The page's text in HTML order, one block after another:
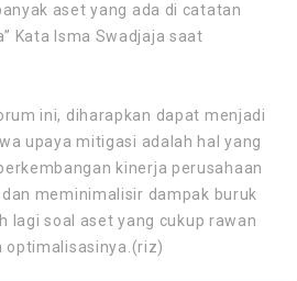
aset yang ada di catatan
Kata Isma Swadjaja saat
ini, diharapkan dapat menjadi
upaya mitigasi adalah hal yang
kinerja perusahaan
meminimalisir dampak buruk
lagi soal aset yang cukup rawan
optimalisasinya.(riz)